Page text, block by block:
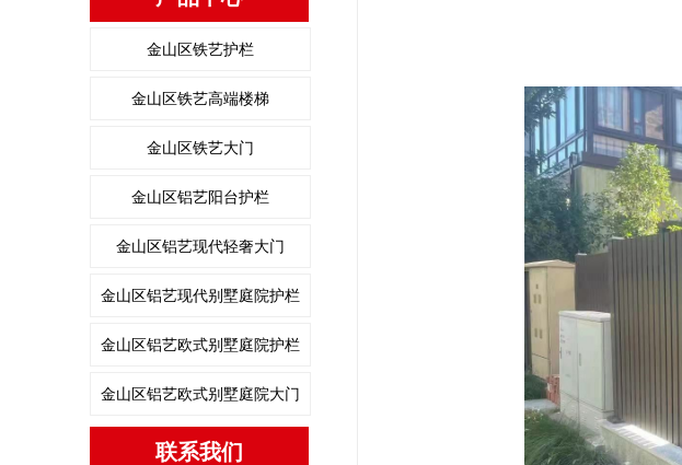
金山区铁艺护栏
金山区铁艺高端楼梯
金山区铁艺大门
金山区铝艺阳台护栏
金山区铝艺现代轻奢大门
金山区铝艺现代别墅庭院护栏
金山区铝艺欧式别墅庭院护栏
金山区铝艺欧式别墅庭院大门
联系我们